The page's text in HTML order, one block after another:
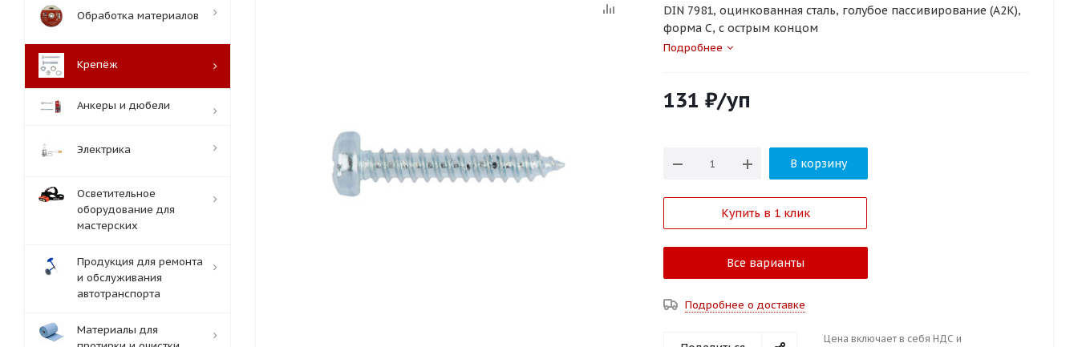
DIN 7981, оцинкованная сталь, голубое пассивирование (A2K),
форма C, с острым концом
Подробнее
131 ₽/уп
В корзину
Купить в 1 клик
Все варианты
Подробнее о доставке
Цена включает в себя НДС и
Обработка материалов
Крепёж
Анкеры и дюбели
Электрика
Осветительное
оборудование для
мастерских
Продукция для ремонта
и обслуживания
автотранспорта
Материалы для